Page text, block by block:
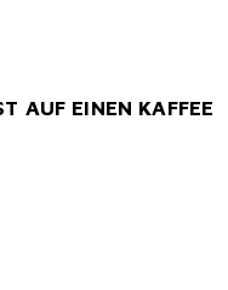
AUF EINEN KAFFEE